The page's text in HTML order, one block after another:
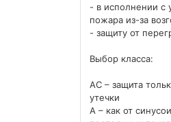
- в исполнении с
пожара из-за
- защиту от
Выбор класса:
АС – защита
утечки
А – как от